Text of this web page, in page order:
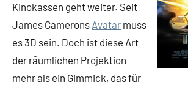
Kinokassen geht weiter. Seit
James Camerons Avatar muss
es 3D sein. Doch ist diese Art
der räumlichen Projektion
mehr als ein Gimmick, das für